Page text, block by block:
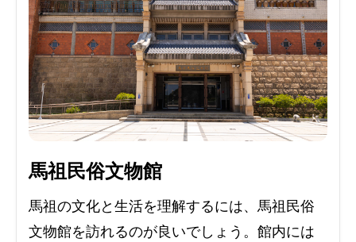
馬祖民俗文物館
馬祖の文化と生活を理解するには、馬祖民俗
文物館を訪れるのが良いでしょう。館内には